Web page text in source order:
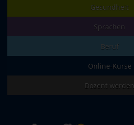
Gesundheit
Sprachen
Beruf
Online-Kurse
Dozent werden